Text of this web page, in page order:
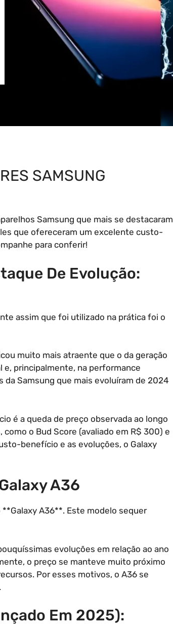
SAMSUNG
Samsung que mais se destacaram
que ofereceram um excelente custo-
para conferir!
De Evolução:
assim que foi utilizado na prática foi o
muito mais atraente que o da geração
principalmente, na performance
da Samsung que mais evoluíram de 2024
é a queda de preço observada ao longo
o Bud Score (avaliado em R$ 300) e
benefício e as evoluções, o Galaxy
A36
A36**. Este modelo sequer
evoluções em relação ao ano
o preço se manteve muito próximo
Por esses motivos, o A36 se
Em 2025):